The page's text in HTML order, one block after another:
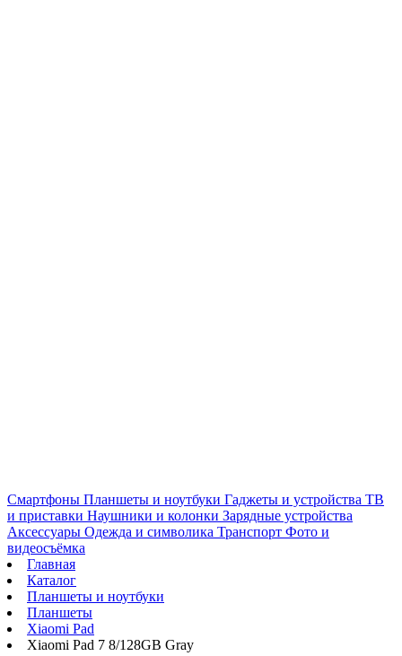
Смартфоны Планшеты и ноутбуки Гаджеты и устройства ТВ
и приставки Наушники и колонки Зарядные устройства
Аксессуары Одежда и символика Транспорт Фото и
видеосъёмка
Главная
Каталог
Планшеты и ноутбуки
Планшеты
Xiaomi Pad
Xiaomi Pad 7 8/128GB Gray